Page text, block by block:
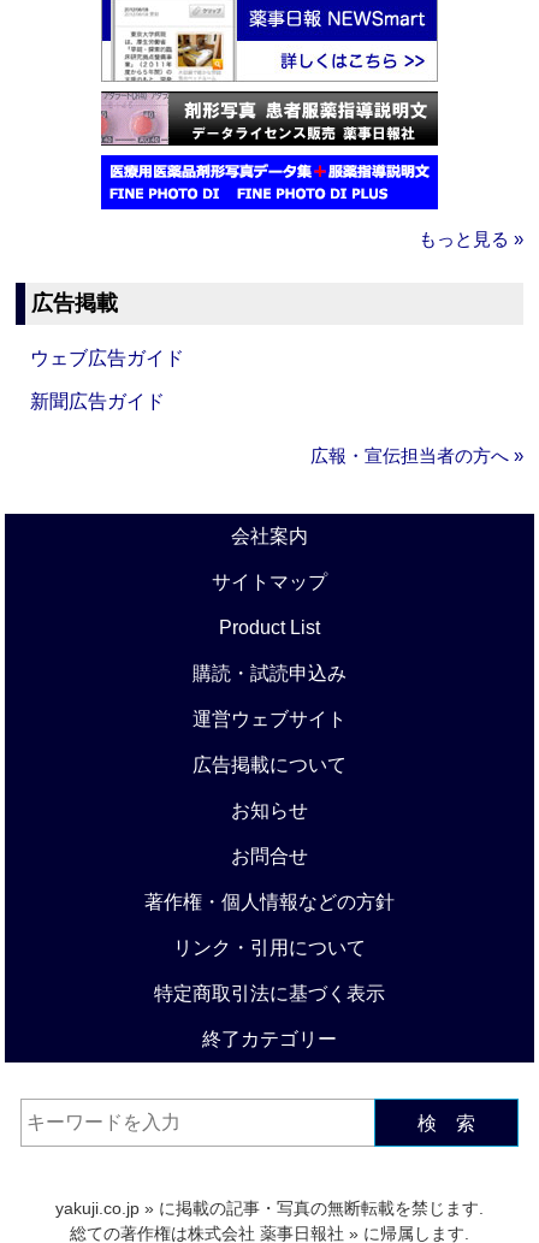
もっと見る »
広告掲載
ウェブ広告ガイド
新聞広告ガイド
広報・宣伝担当者の方へ »
会社案内
サイトマップ
Product List
購読・試読申込み
運営ウェブサイト
広告掲載について
お知らせ
お問合せ
著作権・個人情報などの方針
リンク・引用について
特定商取引法に基づく表示
終了カテゴリー
検 索
yakuji.co.jp » に掲載の記事・写真の無断転載を禁じます.
総ての著作権は株式会社 薬事日報社 » に帰属します.